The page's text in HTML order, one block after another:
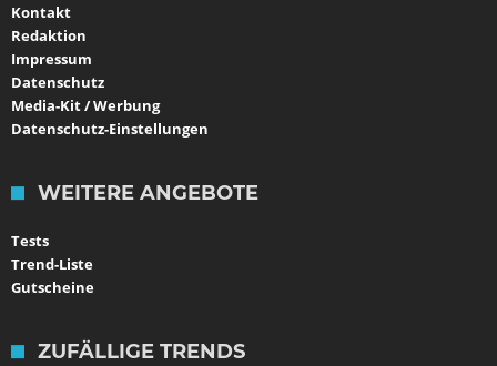
Kontakt
Redaktion
Impressum
Datenschutz
Media-Kit / Werbung
Datenschutz-Einstellungen
WEITERE ANGEBOTE
Tests
Trend-Liste
Gutscheine
ZUFÄLLIGE TRENDS